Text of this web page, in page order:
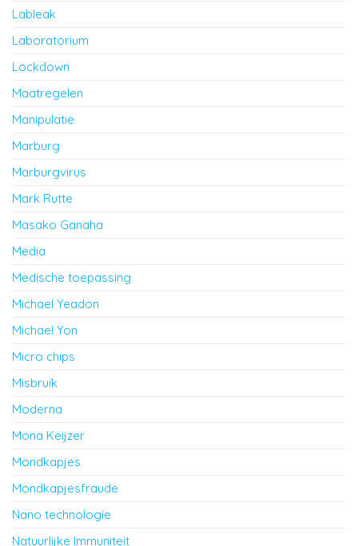
Lableak
Laboratorium
Lockdown
Maatregelen
Manipulatie
Marburg
Marburgvirus
Mark Rutte
Masako Ganaha
Media
Medische toepassing
Michael Yeadon
Michael Yon
Micro chips
Misbruik
Moderna
Mona Keijzer
Mondkapjes
Mondkapjesfraude
Nano technologie
Natuurlijke Immuniteit